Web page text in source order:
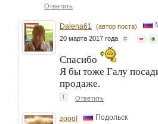
Ответить
Dalena61 (автор поста)
20 марта 2017 года #
Спасибо
Я бы тоже Галу
продаже.
↑ Ответить
zoogl Подольск